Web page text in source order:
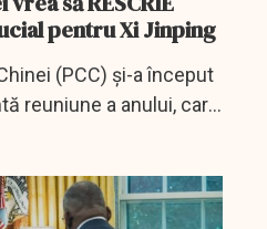
pentru Xi Jinping
(PCC) și-a început
reuniune a anului, care
a președintelui Xi